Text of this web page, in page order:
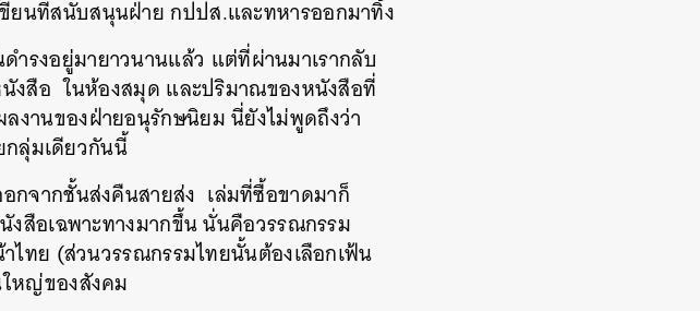
ยนที่สนับสนุนฝ่ายกปปส.และทหารออกมาทิ้ง
ำรงอยู่มายาวนานแล้ว แต่ที่ผ่านมาเรากลับ
งสือ ในห้องสมุด และปริมาณของหนังสือที่
งานของฝ่ายอนุรักษนิยมนี่ยังไม่พูดถึงว่า
กลุ่มเดียวกันนี้
กจากชั้นส่งคืนสายส่ง เล่มที่ซื้อขาดมาก็
งสือเฉพาะทางมากขึ้นนั่นคือวรรณกรรม
ไทย (ส่วนวรรณกรรมไทยนั้นต้องเลือกเฟ้น
หญ่ของสังคม